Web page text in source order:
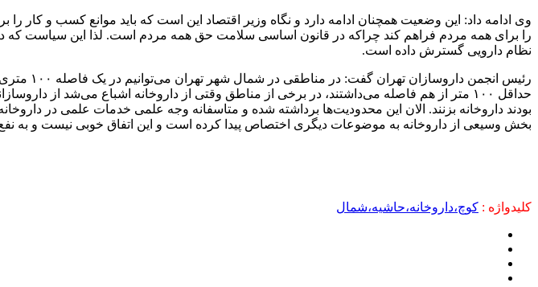
وی ادامه داد: این وضعیت همچنان ادامه دارد و نگاه وزیر اقتصاد این است که باید موانع کسب و
را برای همه مردم فراهم کند چراکه در قانون اساسی سلامت حق همه مردم است. لذا این سیاست
نظام دارویی گسترش داده است.
رئیس
حداقل ۱۰۰ متر از هم فاصله می‌داشتند، در برخی از مناطق وقتی از داروخانه اشباع می‌شد از
بودند داروخانه بزنند. الان این محدودیت‌ها برداشته شده و متاسفانه وجه علمی خدمات علمی در
بخش وسیعی از داروخانه به موضوعات دیگری اختصاص پیدا کرده است و این اتفاق خوبی نیست و به
کلیدواژه : کوچ،داروخانه،حاشیه،شمال